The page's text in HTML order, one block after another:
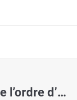
Dépassement de temps de l’ordre d’impression